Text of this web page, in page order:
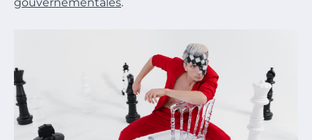
gouvernementales.